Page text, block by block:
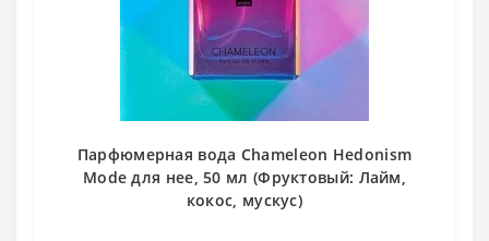
Парфюмерная вода Chameleon Hedonism
Mode для нее, 50 мл (Фруктовый: Лайм,
кокос, мускус)